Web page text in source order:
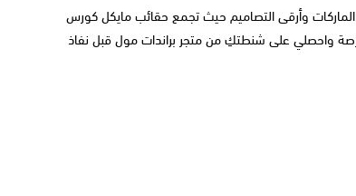
وأرقى التصاميم حيث تجمع حقائب مايكل كورس
واحصلي على شنطتكِ من متجر براندات مول قبل نفاذ